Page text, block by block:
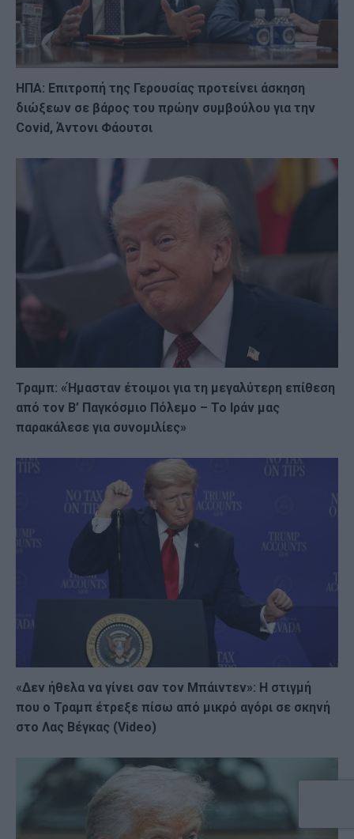
ΗΠΑ: Επιτροπή της Γερουσίας προτείνει άσκηση
διώξεων σε βάρος του πρώην συμβούλου για την
Covid, Άντονι Φάουτσι
Τραμπ: «Ήμασταν έτοιμοι για τη μεγαλύτερη επίθεση
από τον Β’ Παγκόσμιο Πόλεμο – Το Ιράν μας
παρακάλεσε για συνομιλίες»
«Δεν ήθελα να γίνει σαν τον Μπάιντεν»: Η στιγμή
που ο Τραμπ έτρεξε πίσω από μικρό αγόρι σε σκηνή
στο Λας Βέγκας (Video)